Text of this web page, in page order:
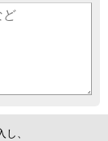
、